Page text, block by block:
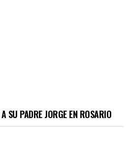
SU PADRE JORGE EN ROSARIO